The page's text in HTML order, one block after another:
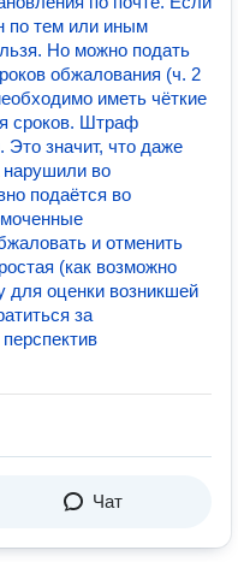
по тем или иным
Но можно подать
обжалования (ч. 2
иметь чёткие
сроков. Штраф
значит, что даже
во
подаётся во
и отменить
(как возможно
для оценки возникшей
за
Чат